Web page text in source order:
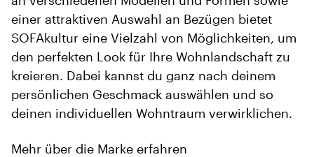
einer attraktiven Auswahl an Bezügen bietet
SOFAkultur eine Vielzahl von Möglichkeiten, um
den perfekten Look für Ihre Wohnlandschaft zu
kreieren. Dabei kannst du ganz nach deinem
persönlichen Geschmack auswählen und so
deinen individuellen Wohntraum verwirklichen.
Mehr über die Marke erfahren